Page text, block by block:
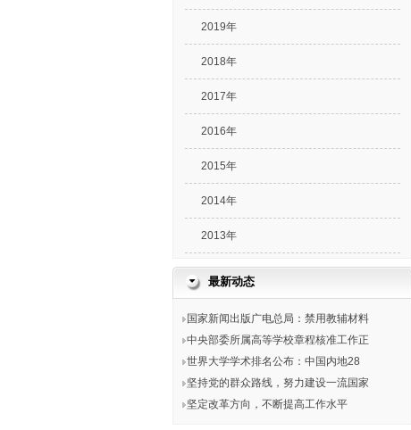
2019年
2018年
2017年
2016年
2015年
2014年
2013年
最新动态
国家新闻出版广电总局：禁用教辅材料
中央部委所属高等学校章程核准工作正
世界大学学术排名公布：中国内地28
坚持党的群众路线，努力建设一流国家
坚定改革方向，不断提高工作水平